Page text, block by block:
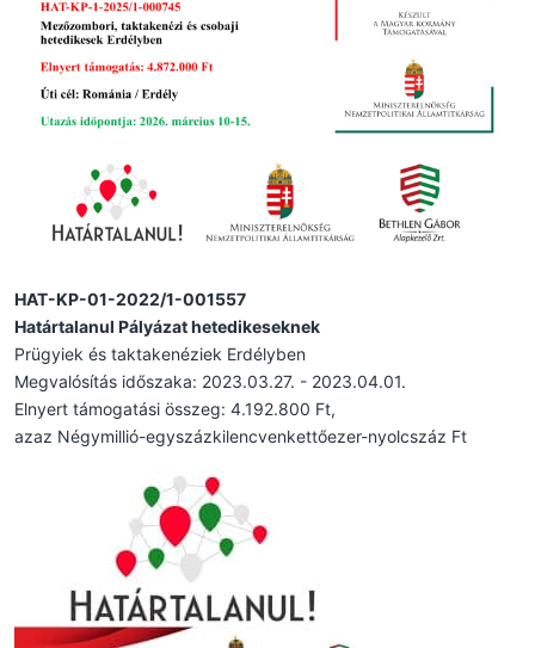
HAT-KP-01-2022/1-001557
Határtalanul Pályázat hetedikeseknek
Prügyiek és taktakenéziek Erdélyben
Megvalósítás időszaka: 2023.03.27. - 2023.04.01.
Elnyert támogatási összeg: 4.192.800 Ft,
azaz Négymillió-egyszázkilencvenkettőezer-nyolcszáz Ft